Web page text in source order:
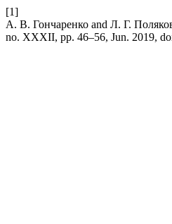
[1]
А. В. Гончаренко and Л. Г.
no. XXXII, pp. 46–56, Jun. 2019,